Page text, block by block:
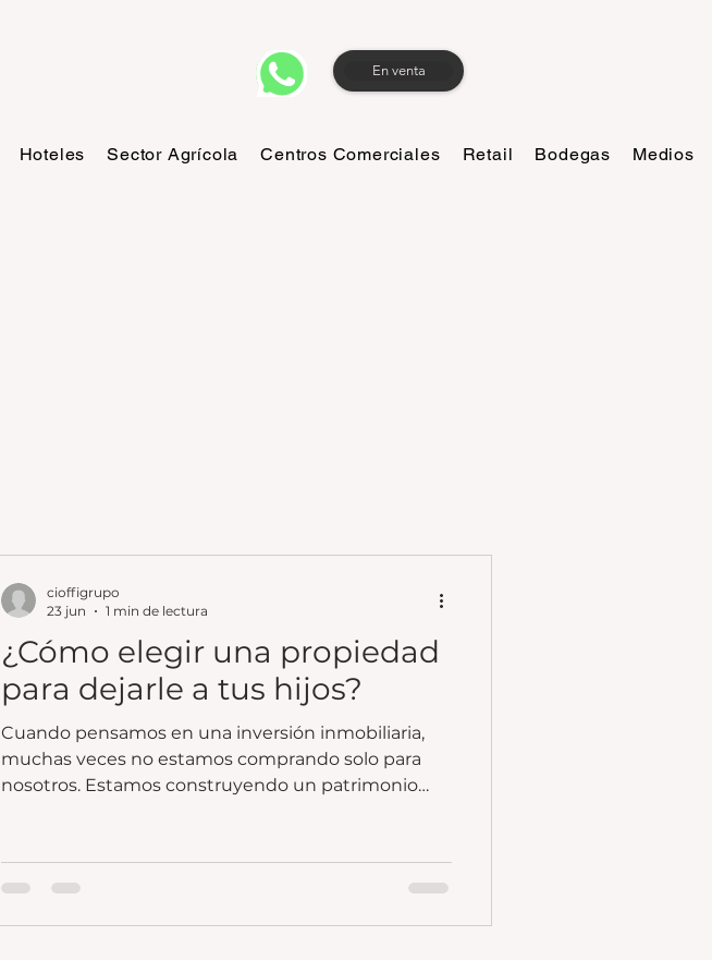
En venta
Hoteles Sector Agrícola Centros Comerciales Retail Bodegas Medios
¿Cómo elegir una propiedad
para dejarle a tus hijos?
Cuando pensamos en una inversión inmobiliaria,
muchas veces no estamos comprando solo para
nosotros. Estamos construyendo un patrimonio
cioffigrupo
23 jun
1 min de lectura